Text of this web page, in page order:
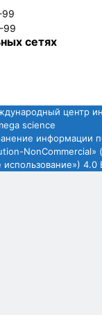
99
99
сетях
центр
science
информации
4.0